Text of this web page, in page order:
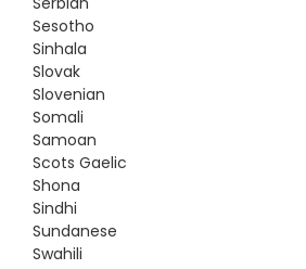
Sesotho
Sinhala
Slovak
Slovenian
Somali
Samoan
Scots Gaelic
Shona
Sindhi
Sundanese
Swahili